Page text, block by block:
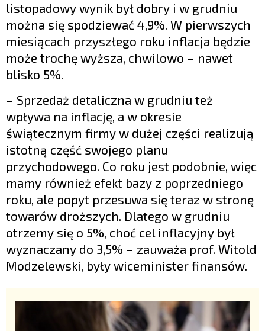
listopadowy wynik był dobry i w grudniu
można się spodziewać 4,9%. W pierwszych
miesiącach przyszłego roku inflacja będzie
może trochę wyższa, chwilowo – nawet
blisko 5%.
– Sprzedaż detaliczna w grudniu też
wpływa na inflację, a w okresie
świątecznym firmy w dużej części realizują
istotną część swojego planu
przychodowego. Co roku jest podobnie, więc
mamy również efekt bazy z poprzedniego
roku, ale popyt przesuwa się teraz w stronę
towarów droższych. Dlatego w grudniu
otrzemy się o 5%, choć cel inflacyjny był
wyznaczany do 3,5% – zauważa prof. Witold
Modzelewski, były wiceminister finansów.